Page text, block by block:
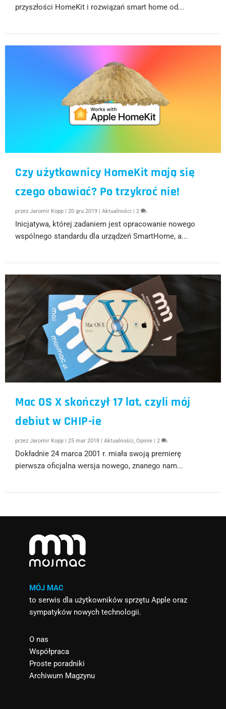
przyszłości HomeKit i rozwiązań smart home od...
Czy użytkownicy HomeKit mają się
czego obawiać? Po trzykroć nie!
przezJaromir Kopp |20 gru 2019 |Aktualności |2
Inicjatywa, której zadaniem jest opracowanie nowego
wspólnego standardu dla urządzeń SmartHome, a...
Mac OS X skończył 17 lat, czyli mój
debiut w CHIP-ie
przezJaromir Kopp |25 mar 2018 |Aktualności,Opinie |2
Dokładnie 24 marca 2001 r. miała swoją premierę
pierwsza oficjalna wersja nowego, znanego nam...
MÓJ MAC
to serwis dla użytkowników sprzętu Apple oraz
sympatyków nowych technologii.
O nas
Współpraca
Proste poradniki
Archiwum Magzynu